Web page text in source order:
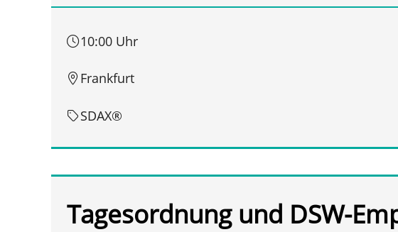
10:00 Uhr
Frankfurt
SDAX®
Tagesordnung und DSW-